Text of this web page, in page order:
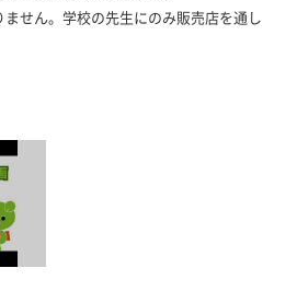
せん。学校の先生にのみ販売店を通し